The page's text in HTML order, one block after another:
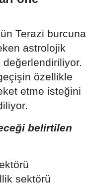
Terazi burcuna
astrolojik
özellikle
etme isteğini
belirtilen
sektörü